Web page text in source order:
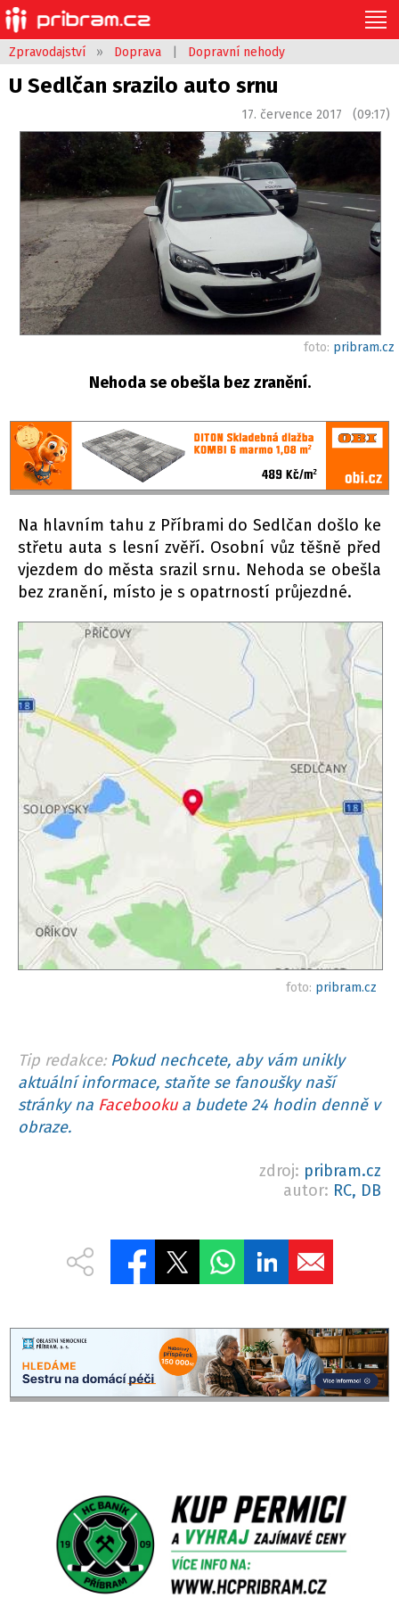
Zpravodajství » Doprava Dopravní nehody
U Sedlčan srazilo auto srnu
17. července 2017 (09:17)
foto: pribram.cz
Nehoda se obešla bez zranění.
Na hlavním tahu z Příbrami do Sedlčan došlo ke
střetu auta s lesní zvěří. Osobní vůz těšně před
vjezdem do města srazil srnu. Nehoda se obešla
bez zranění, místo je s opatrností průjezdné.
foto: pribram.cz
Tip redakce: Pokud nechcete, aby vám unikly
aktuální informace, staňte se fanoušky naší
stránky na Facebookua budete 24 hodin denně v
obraze.
zdroj: pribram.cz
autor: RC, DB